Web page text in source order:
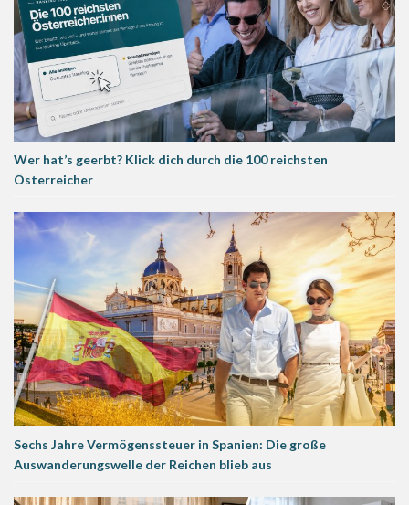
Wer hat’s geerbt? Klick dich durch die 100 reichsten
Österreicher
Sechs Jahre Vermögenssteuer in Spanien: Die große
Auswanderungswelle der Reichen blieb aus